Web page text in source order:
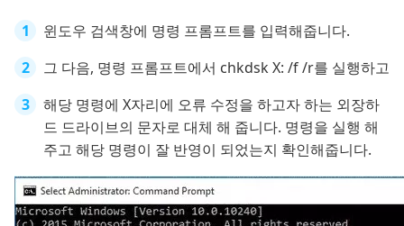
윈도우 검색창에 명령 프롬프트를 입력해줍니다.
그 다음, 명령 프롬프트에서 chkdsk X: /f /r를 실행하고
해당 명령에 X자리에 오류 수정을 하고자 하는 외장하
드 드라이브의 문자로 대체 해 줍니다. 명령을 실행 해
주고 해당 명령이 잘 반영이 되었는지 확인해줍니다.